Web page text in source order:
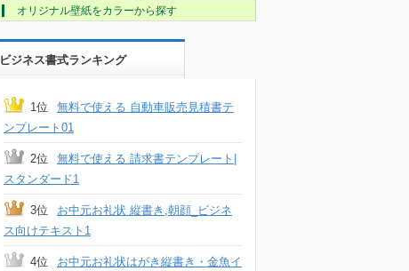
オリジナル壁紙をカラーから探す
ビジネス書式ランキング
1位
無料で使える 自動車販売見積書テ
ンプレート01
2位
無料で使える 請求書テンプレート|
スタンダード1
3位
お中元お礼状 縦書き,朝顔_ビジネ
ス向けテキスト1
4位
お中元お礼状はがき縦書き・金魚イ